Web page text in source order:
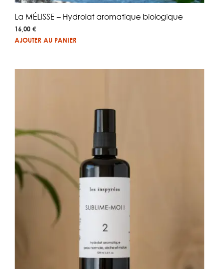
La MÉLISSE – Hydrolat aromatique biologique
16,00 €
AJOUTER AU PANIER